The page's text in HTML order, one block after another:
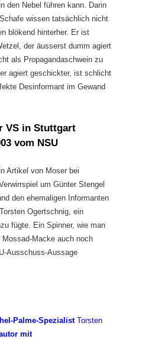
den Nebel führen kann. Darin
wissen tatsächlich nicht
blökend hinterher. Er ist
der äusserst dumm agiert
als Propagandaschwein zu
agiert geschickter, ist schlicht
Desinformant im Gewand
VS in Stuttgart
vom NSU
Artikel von Moser bei
um Günter Stengel
den ehemaligen Informanten
Ogertschnig, ein
fügte. Ein Spinner, wie man
Macke auch noch
Ausschuss-Aussage
Palme-SpezialistTorsten
mit